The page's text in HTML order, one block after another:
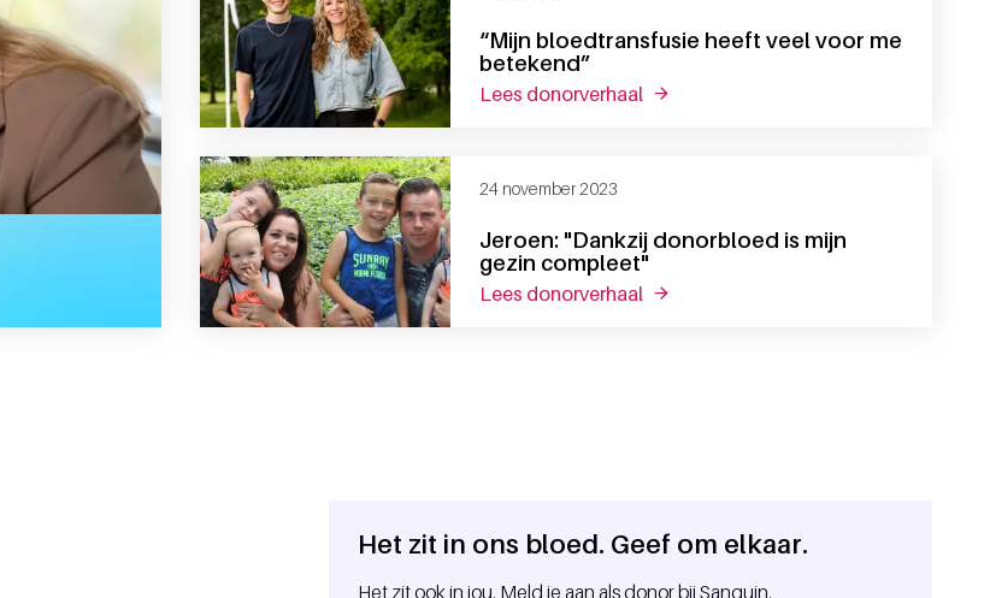
“Mijn bloedtransfusie heeft veel voor me
betekend”
lees donorverhaal over “mijn bloedtransfusie heeft veel
Jeroen: "Dankzij donorbloed is mijn
gezin compleet"
24 november 2023
lees donorverhaal over jeroen: "dankzij donorbloed is
Het zit in ons bloed. Geef om elkaar.
Het zit ook in jou. Meld je aan als donor bij Sanquin.